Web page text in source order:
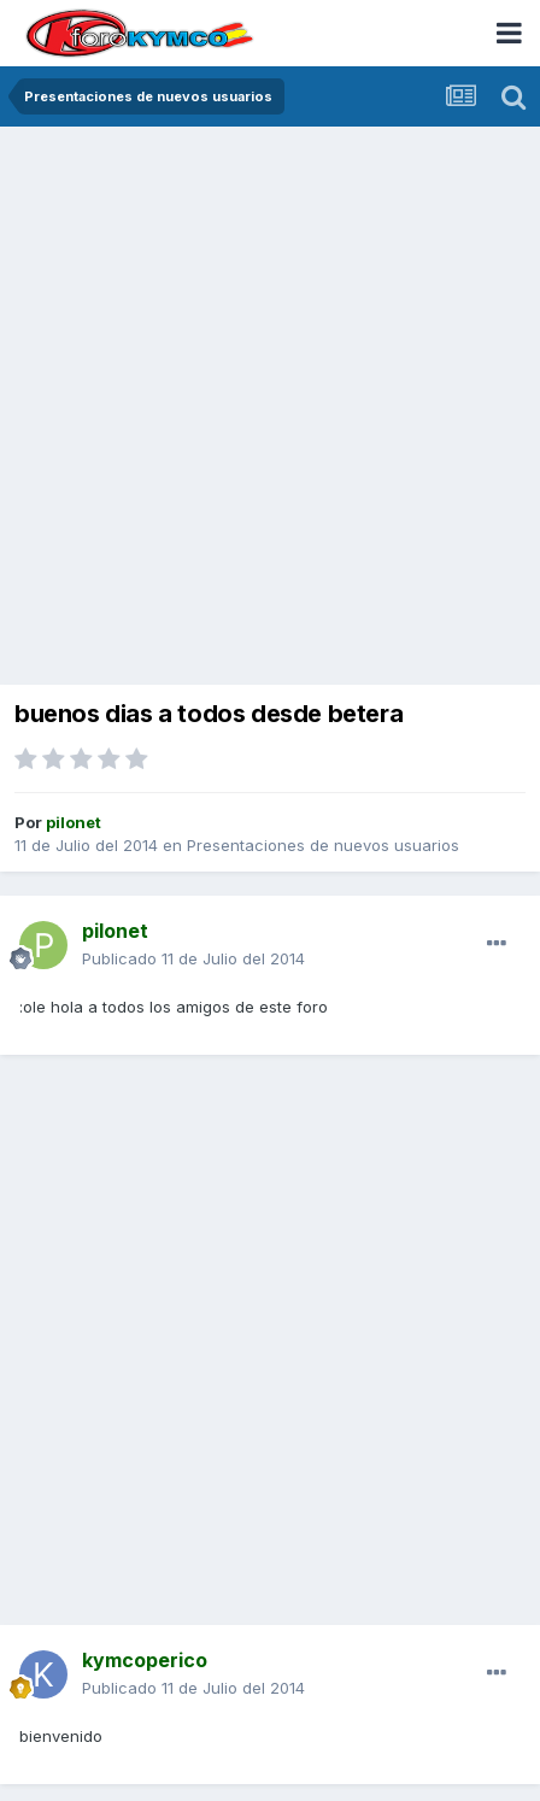
Presentaciones de nuevos usuarios
buenos dias a todos desde betera
Por pilonet
11 de Julio del 2014 en Presentaciones de nuevos usuarios
pilonet
Publicado 11 de Julio del 2014
:ole hola a todos los amigos de este foro
kymcoperico
Publicado 11 de Julio del 2014
bienvenido